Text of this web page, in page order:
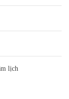
lịch